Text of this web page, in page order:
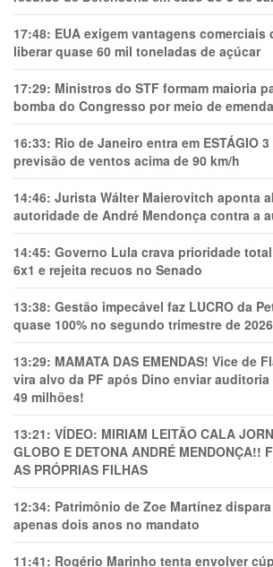
17:48: EUA exigem vantagens comerciais
liberar quase 60 mil toneladas de açúcar
17:29: Ministros do STF formam maioria
bomba do Congresso por meio de
16:33: Rio de Janeiro entra em ESTÁGIO
previsão de ventos acima de 90 km/h
14:46: Jurista Wálter Maierovitch aponta
autoridade de André Mendonça contra a
14:45: Governo Lula crava prioridade
6x1 e rejeita recuos no Senado
13:38: Gestão impecável faz LUCRO da
quase 100% no segundo trimestre de 2026
13:29: MAMATA DAS EMENDAS! Vice de
vira alvo da PF após Dino enviar
49 milhões!
13:21: VÍDEO: MIRIAM LEITÃO CALA
GLOBO E DETONA ANDRÉ MENDONÇA!!
AS PRÓPRIAS FILHAS
12:34: Patrimônio de Zoe Martínez
apenas dois anos no mandato
11:41: Rogério Marinho tenta envolver